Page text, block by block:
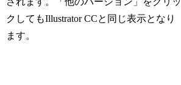
クしてもIllustrator CCと同じ表示となり
ます。